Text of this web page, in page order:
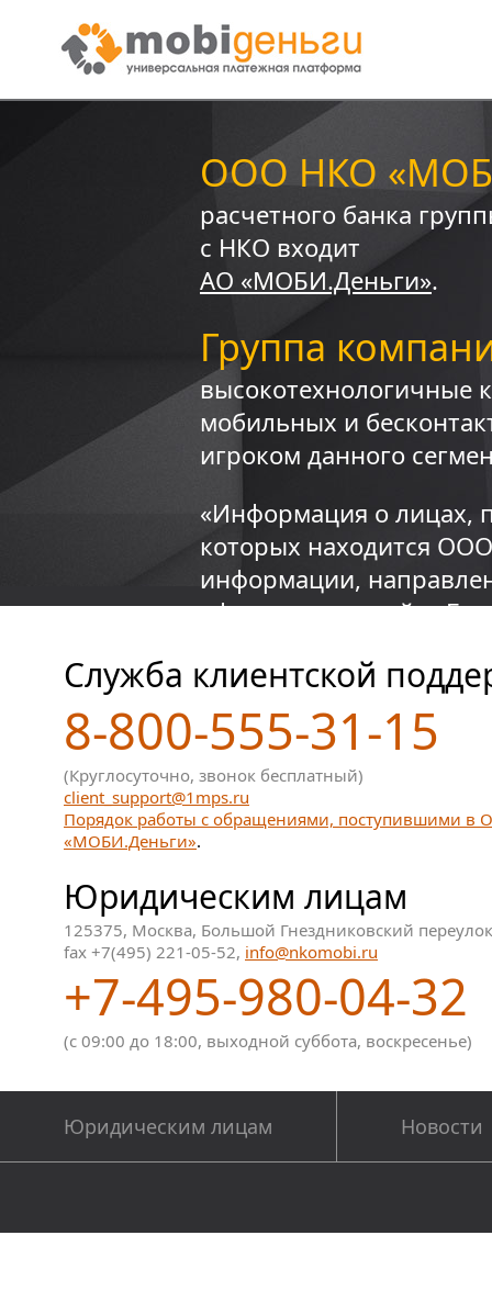
ООО НКО
расчетного банка
с НКО входит
АО «MOБИ.Деньги».
Группа
высокотехнологичные
мобильных и
игроком данного
«Информация о лицах,
которых находится
информации,
официальном сайте
Служба клиентской
8-800-555-31-15
(Круглосуточно, звонок бесплатный)
client_support@1mps.ru
Порядок работы с обращениями, поступившими
«МОБИ.Деньги».
Юридическим лицам
125375, Москва, Большой Гнездниковский
fax +7(495) 221-05-52, info@nkomobi.ru
+7-495-980-04-32
(с 09:00 до 18:00, выходной суббота, воскресенье)
Юридическим лицам Новости